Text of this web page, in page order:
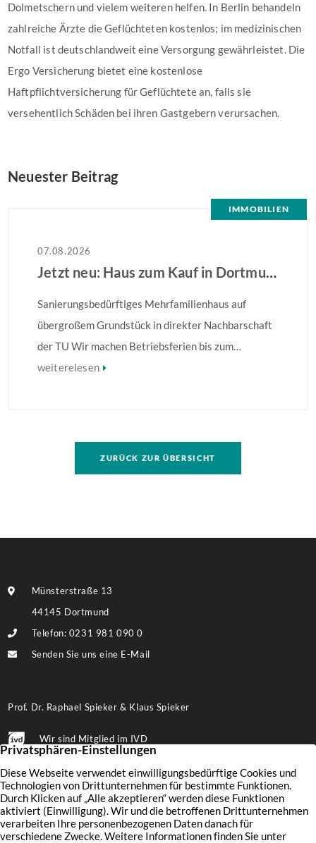
Dolmetschern und vielem weiteren helfen. In Berlin behandeln
zahlreiche Ärzte die Geflüchteten kostenlos; im medizinischen
Notfall ist deutschlandweit eine Versorgung gewährleistet. Die
Ergo Versicherung bietet eine kostenlose
Haftpflichtversicherung für Geflüchtete an, falls sie
versehentlich Schäden bei ihren Gastgebern verursachen.
Neuester Beitrag
IMMOBILIEN
07.08.2026
Jetzt neu: Haus zum Kauf in Dortmund
Sanierungsbedürftiges Mehrfamilienhaus auf
übergroßem Grundstück in direkter Nachbarschaft
der TU Wir machen Betriebsferien bis zum
28.08.2026 – Ihre Anfrage wird ab dem 31.08.2026
Grundstückes, auf dem ggf. eine umfassendere
Bebauung möglich ist. Weitere Informationen finden
weiterelesen
ZURÜCK ZUR ÜBERSICHT
Münsterstraße 13
44145 Dortmund
Telefon: 0231 981 090 0
Senden Sie uns eine E-Mail
Prof. Dr. Raphael Spieker & Klaus Spieker
Wir sind Mitglied im IVD
Folgen Sie uns auf Facebook
Immobilien Wertermittlung
Aktuelles